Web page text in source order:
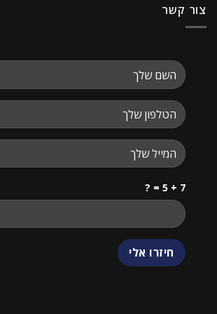
צור קשר
7 + 5 = ?